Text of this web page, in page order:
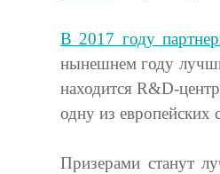
В 2017 году
нынешнем году
находится R&D-
одну из европейских
Призерами станут